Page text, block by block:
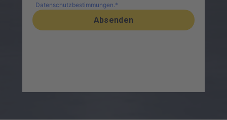
Datenschutzbestimmungen.*
Absenden